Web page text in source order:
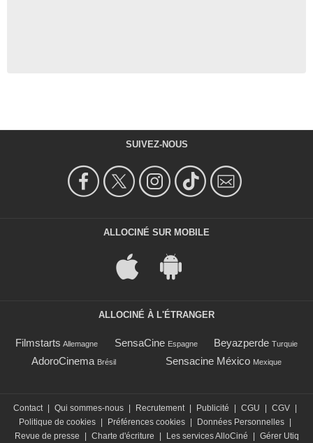
SUIVEZ-NOUS
ALLOCINÉ SUR MOBILE
ALLOCINÉ À L'ÉTRANGER
Filmstarts Allemagne SensaCine Espagne Beyazperde Turquie
AdoroCinema Brésil Sensacine México Mexique
Contact Qui sommes-nous Recrutement Publicité CGU CGV
Politique de cookies
Préférences cookies Données Personnelles
Revue de presse
Charte d'écriture Les services AlloCiné Gérer Utiq